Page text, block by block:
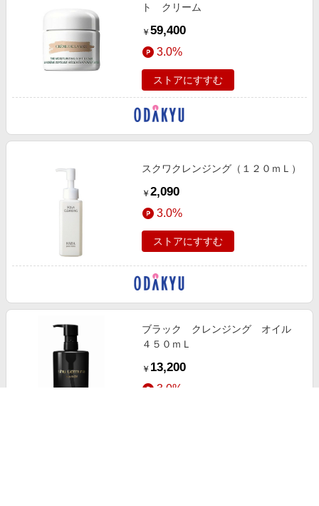
ト クリーム
￥ 59,400
3.0%
ストアにすすむ
スクワクレンジング（１２０ｍＬ）
￥ 2,090
3.0%
ストアにすすむ
ブラック クレンジング オイル
４５０ｍＬ
￥ 13,200
3.0%